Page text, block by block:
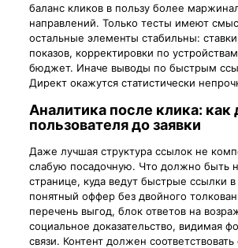
баланс кликов в пользу более
направлений. Только тесты имеют
остальные элементы стабильны:
показов, корректировки по
бюджет. Иначе выводы по быстрым
Директ окажутся статистически
Аналитика после клика: как
пользователя до заявки
Даже лучшая структура ссылок не
слабую посадочную. Что должно быть
странице, куда ведут быстрые ссылки
понятный оффер без двойного
перечень выгод, блок ответов на
социальное доказательство, видимая
связи. Контент должен